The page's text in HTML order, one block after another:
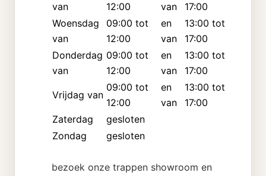
van
12:00
van
17:00
Woensdag
van
09:00 tot
12:00
en
van
13:00 tot
17:00
Donderdag
van
09:00 tot
12:00
en
van
13:00 tot
17:00
Vrijdag van
09:00 tot
12:00
en
van
13:00 tot
17:00
Zaterdag
gesloten
Zondag
gesloten
bezoek onze trappen showroom en